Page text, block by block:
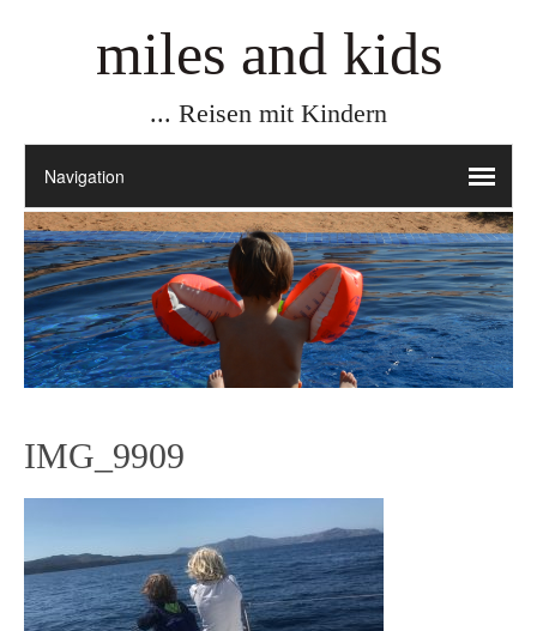
miles and kids
... Reisen mit Kindern
IMG_9909